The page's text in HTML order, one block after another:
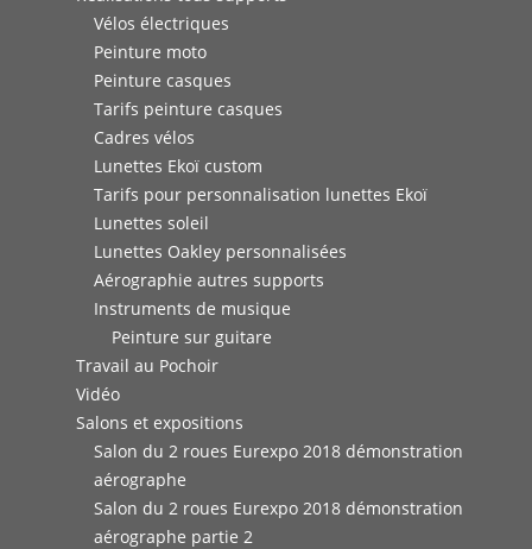
Vélos électriques
Peinture moto
Peinture casques
Tarifs peinture casques
Cadres vélos
Lunettes Ekoï custom
Tarifs pour personnalisation lunettes Ekoï
Lunettes soleil
Lunettes Oakley personnalisées
Aérographie autres supports
Instruments de musique
Peinture sur guitare
Travail au Pochoir
Vidéo
Salons et expositions
Salon du 2 roues Eurexpo 2018 démonstration
aérographe
Salon du 2 roues Eurexpo 2018 démonstration
aérographe partie 2